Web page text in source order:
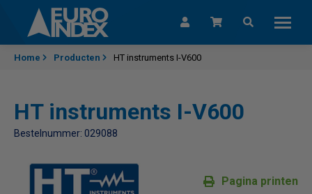
Skip to content
Home Producten HT instruments I-V600
HT instruments I-V600
Bestelnummer: 029088
Pagina printen